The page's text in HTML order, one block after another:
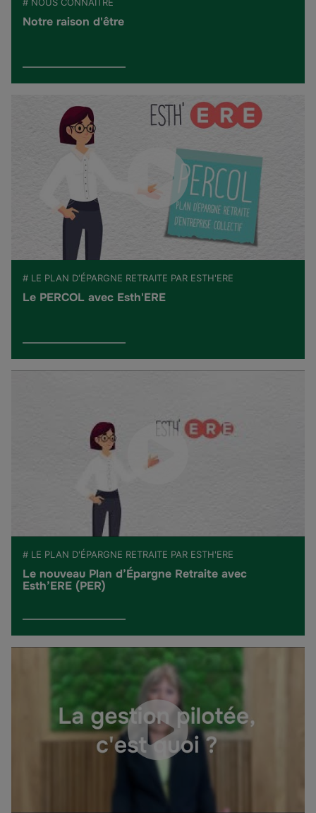
Notre raison d'être
# LE PLAN D'ÉPARGNE RETRAITE PAR ESTH'ERE
Le PERCOL avec Esth'ERE
# LE PLAN D'ÉPARGNE RETRAITE PAR ESTH'ERE
Le nouveau Plan d’Épargne Retraite avec
Esth’ERE (PER)